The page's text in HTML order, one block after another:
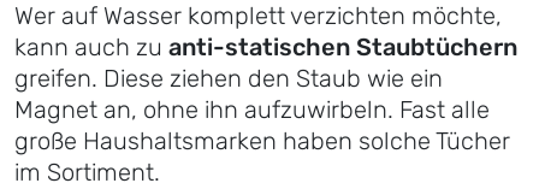
Wer auf Wasser komplett verzichten möchte,
kann auch zu anti-statischen Staubtüchern
greifen. Diese ziehen den Staub wie ein
Magnet an, ohne ihn aufzuwirbeln. Fast alle
große Haushaltsmarken haben solche Tücher
im Sortiment.